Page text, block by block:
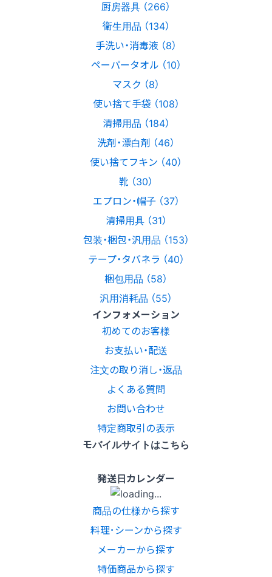
厨房器具 （266）
衛生用品 （134）
手洗い・消毒液 （8）
ペーパータオル （10）
マスク （8）
使い捨て手袋 （108）
清掃用品 （184）
洗剤・漂白剤 （46）
使い捨てフキン （40）
靴 （30）
エプロン・帽子 （37）
清掃用具 （31）
包装・梱包・汎用品 （153）
テープ・タバネラ （40）
梱包用品 （58）
汎用消耗品 （55）
インフォメーション
初めてのお客様
お支払い・配送
注文の取り消し・返品
よくある質問
お問い合わせ
特定商取引の表示
モバイルサイトはこちら
発送日カレンダー
商品の仕様から探す
料理･シーンから探す
メーカーから探す
特価商品から探す